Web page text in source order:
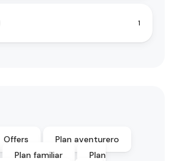
1
Offers
Plan aventurero
Plan familiar
Plan